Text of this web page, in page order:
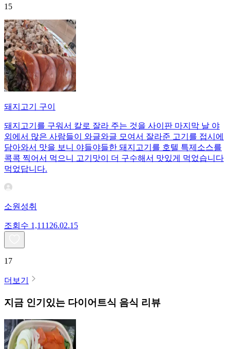
15
돼지고기 구이
돼지고기를 구워서 칼로 잘라 주는 것을 사이판 마지막 날 야
외에서 많은 사람들이 와글와글 모여서 잘라준 고기를 접시에
담아와서 맛을 보니 야들야들한 돼지고기를 호텔 특제소스를
콕콕 찍어서 먹으니 고기맛이 더 구수해서 맛있게 먹었습니다
먹었답니다.
소원성취
조회수 1,111 26.02.15
17
더보기
지금 인기있는 다이어트식 음식 리뷰